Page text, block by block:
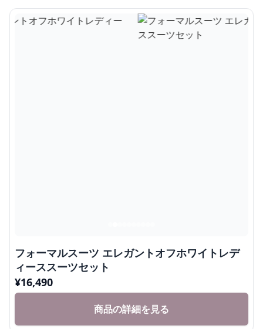
フォーマルスーツ エレガントオフホワイトレデ
ィーススーツセット
¥16,490
商品の詳細を見る